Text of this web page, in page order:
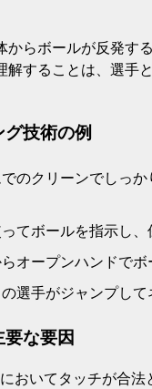
らボールが反発す
することは、選
技術の例
のクリーンでしっ
てボールを指示し、
オープンハンドでボ
選手がジャンプして
な要因
おいてタッチが合